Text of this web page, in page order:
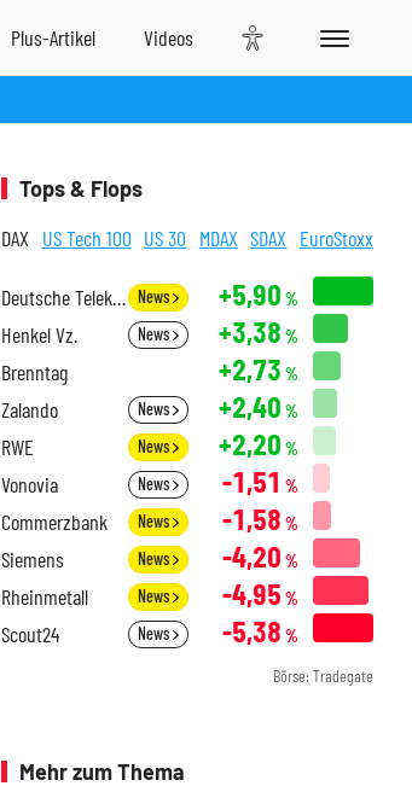
Tops & Flops
DAX US Tech 100 US 30 MDAX SDAX EuroStoxx
Deutsche Telekom News +5,90 %
Henkel Vz. News +3,38 %
Brenntag +2,73 %
Zalando News +2,40 %
RWE News +2,20 %
Vonovia News -1,51 %
Commerzbank News -1,58 %
Siemens News -4,20 %
Rheinmetall News -4,95 %
Scout24 News -5,38 %
Börse: Tradegate
Mehr zum Thema